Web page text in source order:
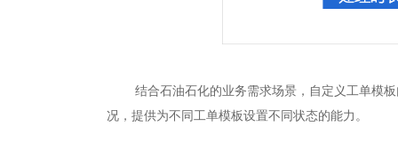
结合石油石化的业务需求场景，自定义工单模板
况，提供为不同工单模板设置不同状态的能力。